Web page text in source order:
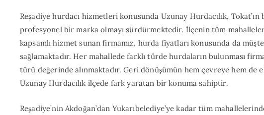
Reşadiye hurdacı hizmetleri konusunda Uzunay Hurdacılık,
profesyonel bir marka olmayı sürdürmektedir. İlçenin tüm
kapsamlı hizmet sunan firmamız, hurda fiyatları konusunda da
sağlamaktadır. Her mahallede farklı türde hurdaların bulunması
türü değerinde alınmaktadır. Geri dönüşümün hem çevreye hem de
Uzunay Hurdacılık ilçede fark yaratan bir konuma sahiptir.
Reşadiye’nin Akdoğan’dan Yukarıbelediye’ye kadar tüm